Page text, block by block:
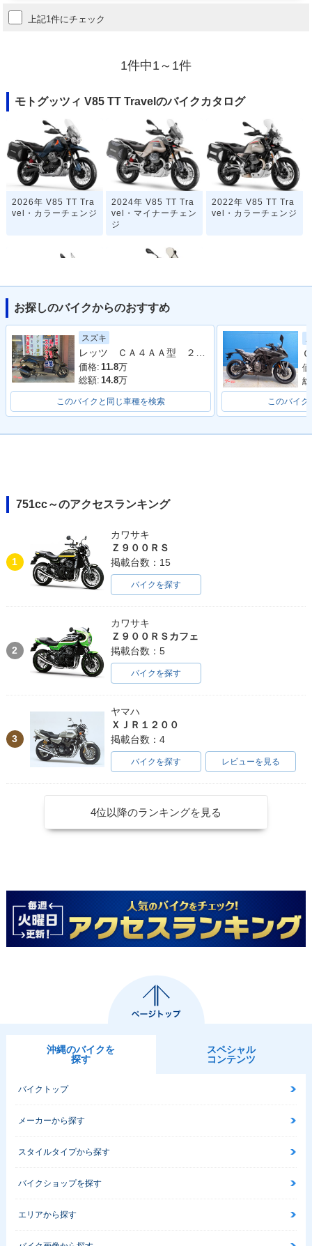
上記1件にチェック
1件中1～1件
モトグッツィ V85 TT Travelのバイクカタログ
2026年 V85 TT Tra
vel・カラーチェンジ
2024年 V85 TT Tra
vel・マイナーチェン
ジ
2022年 V85 TT Tra
vel・カラーチェンジ
2021年 V85 TT Tra
vel・マイナーチェン
ジ
お探しのバイクからのおすすめ
スズキ
価格: 11.8万
総額: 14.8万
このバイクと同じ車種を検索 このバイク
751cc～のアクセスランキング
1
カワサキ
Ｚ９００ＲＳ
掲載台数：15
バイクを探す
2
カワサキ
Ｚ９００ＲＳカフェ
掲載台数：5
バイクを探す
3
ヤマハ
ＸＪＲ１２００
掲載台数：4
バイクを探す レビューを見る
4位以降のランキングを見る
沖縄のバイクを
探す
スペシャル
コンテンツ
バイクトップ
メーカーから探す
スタイルタイプから探す
バイクショップを探す
エリアから探す